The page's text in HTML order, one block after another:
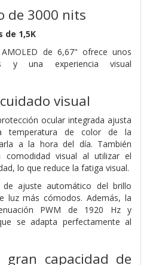
de 3000 nits
de 1,5K
de 6,67" ofrece unos
y una experiencia visual
visual
ocular integrada ajusta
temperatura de color de la
a la hora del día. También
visual al utilizar el
lo que reduce la fatiga visual.
ajuste automático del brillo
luz más cómodos. Además, la
PWM de 1920 Hz y
se adapta perfectamente al
gran capacidad de